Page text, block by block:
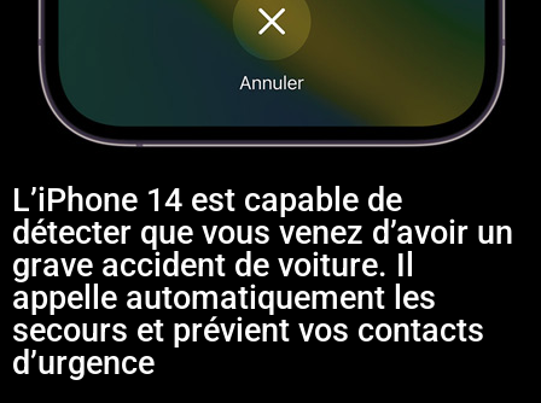
L’iPhone 14 est capable de
détecter que vous venez d’avoir un
grave accident de voiture. Il
appelle automatiquement les
secours et prévient vos contacts
d’urgence